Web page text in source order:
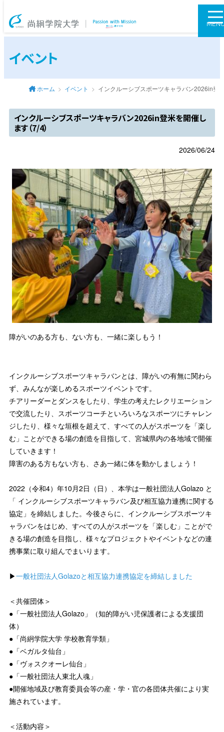
尚絅学院大学
イベント
ホーム イベント インクルーシブスポーツキャラバン2026in登
インクルーシブスポーツキャラバン2026in登米を開催し
ます（7/4）
2026/06/24
障がいのある方も、ない方も、一緒に楽しもう！
インクルーシブスポーツキャラバンとは、障がいの有無に関わら
ず、みんなが楽しめるスポーツイベントです。
チアリーダーとダンスをしたり、学生の考えたレクリエーション
で交流したり、スポーツコーチといろいろなスポーツにチャレン
ジしたり、様々な垣根を超えて、すべての人がスポーツを「楽し
む」ことができる場の創造を目指して、宮城県内の各地域で開催
していきます！
障害のある方もない方も、さあ一緒に体を動かしましょう！
2022（令和4）年10月2日（日）、本学は一般社団法人Golazo と
「 インクルーシブスポーツキャラバン及び相互協力連携に関する
協定」を締結しました。今後さらに、インクルーシブスポーツキ
ャラバンをはじめ、すべての人がスポーツを「楽しむ」ことがで
きる場の創造を目指し、様々なプロジェクトやイベントなどの連
携事業に取り組んでまいります。
▶一般社団法人Golazoと相互協力連携協定を締結しました
＜共催団体＞
●「一般社団法人Golazo」（知的障がい児保護者による支援団
体）
●「尚絅学院大学 学校教育学類」
●「ベガルタ仙台」
●「ヴォスクオーレ仙台」
●「一般社団法人東北人魂」
●開催地域及び教育委員会等の産・学・官の各団体共催により実
施されています。
＜活動内容＞